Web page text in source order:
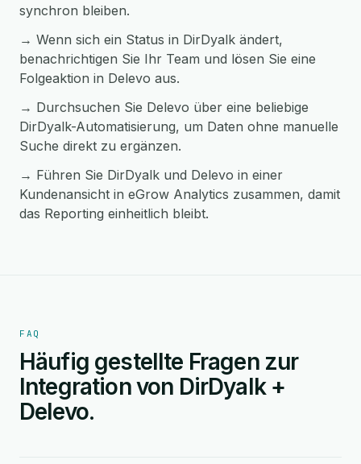
synchron bleiben.
→ Wenn sich ein Status in DirDyalk ändert,
benachrichtigen Sie Ihr Team und lösen Sie eine
Folgeaktion in Delevo aus.
→ Durchsuchen Sie Delevo über eine beliebige
DirDyalk-Automatisierung, um Daten ohne manuelle
Suche direkt zu ergänzen.
→ Führen Sie DirDyalk und Delevo in einer
Kundenansicht in eGrow Analytics zusammen, damit
das Reporting einheitlich bleibt.
FAQ
Häufig gestellte Fragen zur
Integration von DirDyalk +
Delevo.